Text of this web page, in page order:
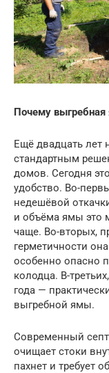
Почему
Ещё двадцать лет
стандартным
домов. Сегодня
удобство. Во-
недешёвой
и объёма ямы это
чаще. Во-вторых,
герметичности
особенно опасно
колодца. В-
года —
выгребной ямы.
Современный
очищает стоки
пахнет и требует